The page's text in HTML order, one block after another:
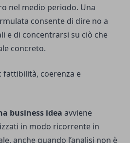
nel medio periodo. Una
consente di dire no a
e di concentrarsi su ciò che
concreto.
fattibilità, coerenza e
business idea avviene
in modo ricorrente in
anche quando l’analisi non è